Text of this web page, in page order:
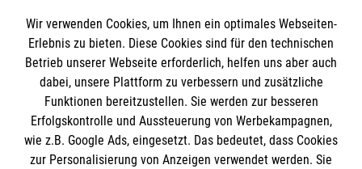
Empfänger: Malteser Hilfsdienst e.V.
IBAN: DE10 3706 0120 1201 2000 12
BIC: GENODED 1PA7
Wir verwenden Cookies, um Ihnen ein optimales Webseiten-
Erlebnis zu bieten. Diese Cookies sind für den technischen
Betrieb unserer Webseite erforderlich, helfen uns aber auch
dabei, unsere Plattform zu verbessern und zusätzliche
Funktionen bereitzustellen. Sie werden zur besseren
Erfolgskontrolle und Aussteuerung von Werbekampagnen,
wie z.B. Google Ads, eingesetzt. Das bedeutet, dass Cookies
zur Personalisierung von Anzeigen verwendet werden. Sie